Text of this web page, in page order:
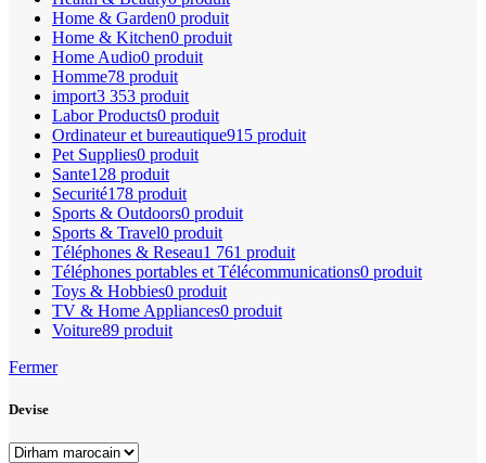
Home & Garden0 produit
Home & Kitchen0 produit
Home Audio0 produit
Homme78 produit
import3 353 produit
Labor Products0 produit
Ordinateur et bureautique915 produit
Pet Supplies0 produit
Sante128 produit
Securité178 produit
Sports & Outdoors0 produit
Sports & Travel0 produit
Téléphones & Reseau1 761 produit
Téléphones portables et Télécommunications0 produit
Toys & Hobbies0 produit
TV & Home Appliances0 produit
Voiture89 produit
Fermer
Devise